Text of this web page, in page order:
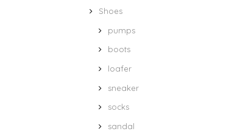
Shoes
pumps
boots
loafer
sneaker
socks
sandal